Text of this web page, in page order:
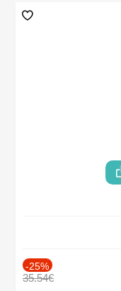
-25%
35.54€